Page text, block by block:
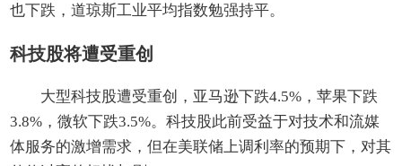
也下跌，道琼斯工业平均指数勉强持平。
科技股将遭受重创
大型科技股遭受重创，亚马逊下跌4.5%，苹果下跌
3.8%，微软下跌3.5%。科技股此前受益于对技术和流媒
体服务的激增需求，但在美联储上调利率的预期下，对其